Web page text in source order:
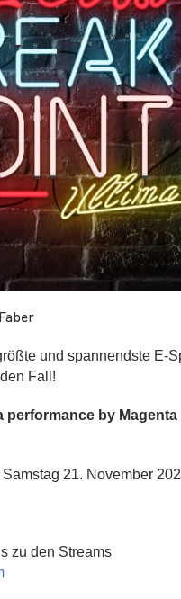
und spannendste E-
Fall!
performance by Magenta
21. November
zu den Streams